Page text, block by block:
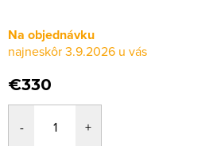
Na objednávku
3.9.2026
€330